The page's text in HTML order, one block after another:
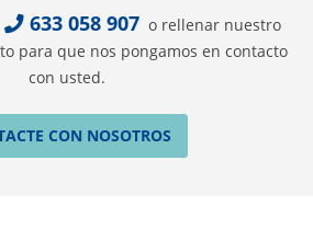
633 058 907 o rellenar nuestro
para que nos pongamos en contacto
con usted.
CON NOSOTROS